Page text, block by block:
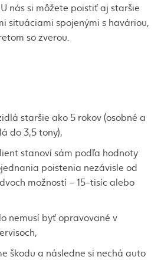
nás si môžete poistiť aj staršie
situáciami spojenými s haváriou,
so zverou.
staršie ako 5 rokov (osobné a
do 3,5 tony),
stanoví sám podľa hodnoty
poistenia nezávisle od
možností – 15-tisíc alebo
nemusí byť opravované v
škodu a následne si nechá auto